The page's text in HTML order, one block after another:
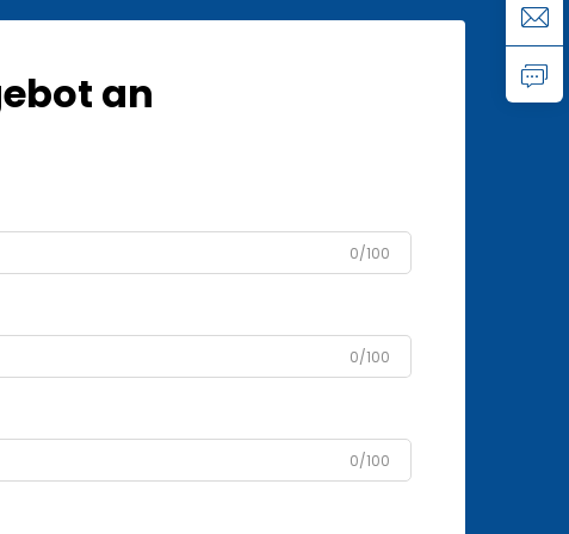
an
0/100
0/100
0/100